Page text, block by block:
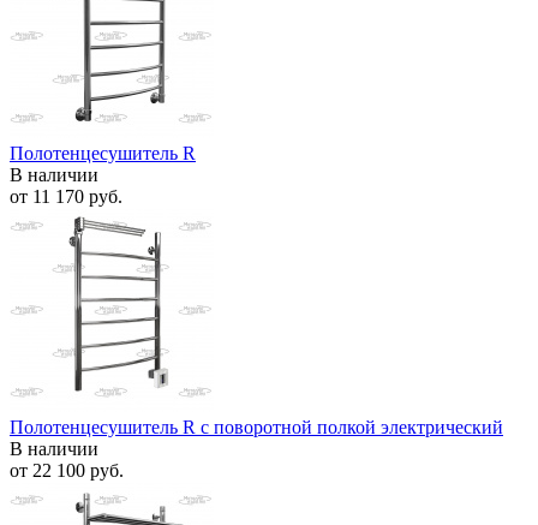
Полотенцесушитель R
В наличии
от 11 170 руб.
Полотенцесушитель R с поворотной полкой электрический
В наличии
от 22 100 руб.